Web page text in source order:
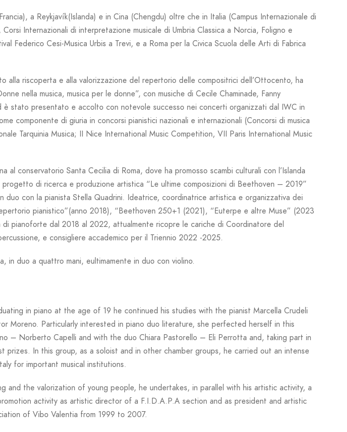
a Reykjavík(Islanda) e in Cina (Chengdu) oltre che in Italia (Campus Internazionale di
Internazionali di interpretazione musicale di Umbria Classica a Norcia, Foligno e
Federico Cesi-Musica Urbis a Trevi, e a Roma per la Civica Scuola delle Arti di Fabrica
alla riscoperta e alla valorizzazione del repertorio delle compositrici dell’Ottocento, ha
nella musica, musica per le donne”, con musiche di Cecile Chaminade, Fanny
è stato presentato e accolto con notevole successo nei concerti organizzati dal IWC in
componente di giuria in concorsi pianistici nazionali e internazionali (Concorsi di musica
Tarquinia Musica; II Nice International Music Competition, VII Paris International Music
al conservatorio Santa Cecilia di Roma, dove ha promosso scambi culturali con l’Islanda
di ricerca e produzione artistica “Le ultime composizioni di Beethoven – 2019”
duo con la pianista Stella Quadrini. Ideatrice, coordinatrice artistica e organizzativa dei
pianistico”(anno 2018), “Beethoven 250+1 (2021), “Euterpe e altre Muse” (2023
pianoforte dal 2018 al 2022, attualmente ricopre le cariche di Coordinatore del
e consigliere accademico per il Triennio 2022 -2025.
in duo a quattro mani, eultimamente in duo con violino.
in piano at the age of 19 he continued his studies with the pianist Marcella Crudeli
Moreno. Particularly interested in piano duo literature, she perfected herself in this
– Norberto Capelli and with the duo Chiara Pastorello – Eli Perrotta and, taking part in
prizes. In this group, as a soloist and in other chamber groups, he carried out an intense
for important musical institutions.
and the valorization of young people, he undertakes, in parallel with his artistic activity, a
activity as artistic director of a F.I.D.A.P.A section and as president and artistic
of Vibo Valentia from 1999 to 2007.